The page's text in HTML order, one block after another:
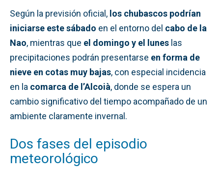
Según la previsión oficial, los chubascos podrían
iniciarse este sábado en el entorno del cabo de la
Nao, mientras que el domingo y el lunes las
precipitaciones podrán presentarse en forma de
nieve en cotas muy bajas, con especial incidencia
en la comarca de l’Alcoià, donde se espera un
cambio significativo del tiempo acompañado de un
ambiente claramente invernal.
Dos fases del episodio
meteorológico